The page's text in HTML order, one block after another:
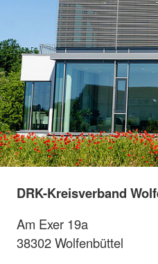
DRK-Kreisverband
Am Exer 19a
38302 Wolfenbüttel